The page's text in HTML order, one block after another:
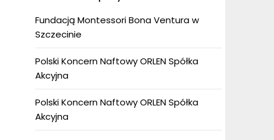
Fundacją Montessori Bona Ventura w
Szczecinie
Polski Koncern Naftowy ORLEN Spółka
Akcyjna
Polski Koncern Naftowy ORLEN Spółka
Akcyjna